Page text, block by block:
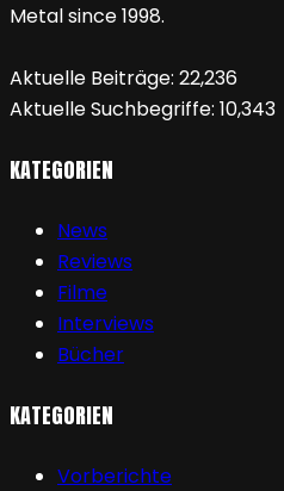
Metal since 1998.
Aktuelle Beiträge: 22,236
Aktuelle Suchbegriffe: 10,343
KATEGORIEN
News
Reviews
Filme
Interviews
Bücher
KATEGORIEN
Vorberichte